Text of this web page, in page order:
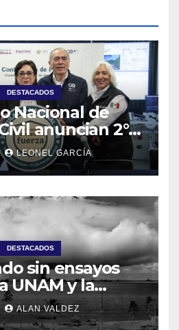
DESTACADOS
Nacional de
anuncian 2°
2026
LEONEL GARCÍA
DESTACADOS
sin ensayos
UNAM y la
30 años de
ALAN VALDEZ